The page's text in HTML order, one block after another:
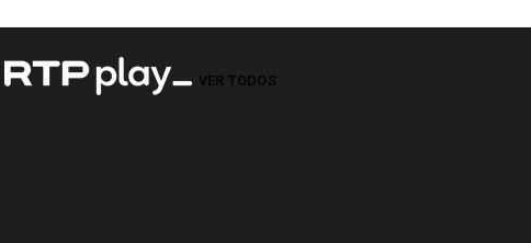
VER TODOS